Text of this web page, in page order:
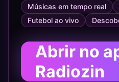
Músicas em tempo real
Futebol ao vivo
Abrir no
Radiozin